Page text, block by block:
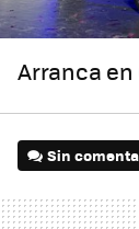
Arranca en
Sin